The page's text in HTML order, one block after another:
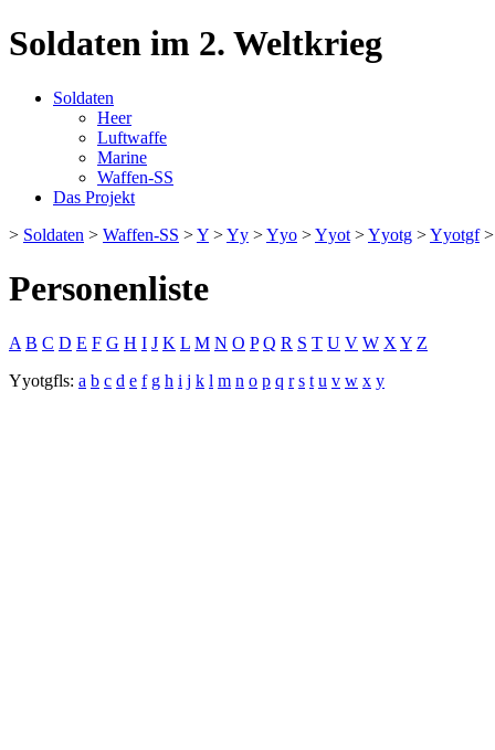
Soldaten im 2. Weltkrieg
Soldaten
Heer
Luftwaffe
Marine
Waffen-SS
Das Projekt
> Soldaten > Waffen-SS >Y >Yy >Yyo >Yyot >Yyotg >Yyotgf
Personenliste
A B C D E F G H I J K L M N O P Q R S T U V W X Y Z
Yyotgfls: a b c d e f g h i j k l m n o p q r s t u v w x y